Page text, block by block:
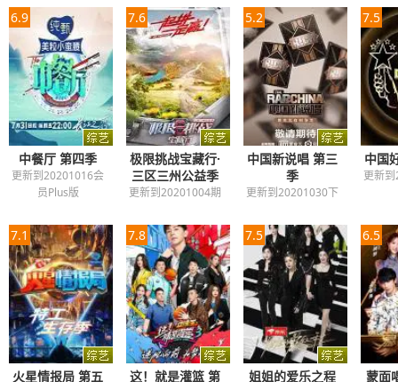
6.9
中餐厅 第四季
更新到20201016会
员Plus版
7.6
极限挑战宝藏行·
三区三州公益季
更新到20201004期
5.2
中国新说唱 第三
季
更新到20201030下
7.5
中国
更新
7.1
火星情报局 第五
7.8
这！就是灌篮 第
7.5
姐姐的爱乐之程
6.5
蒙面